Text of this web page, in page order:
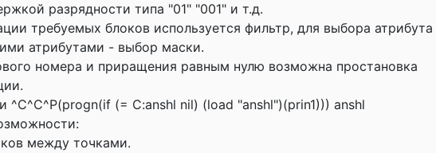
разрядности типа "01" "001" и т.д.
требуемых блоков используется фильтр, для выбора атрибута
атрибутами - выбор маски.
номера и приращения равным нулю возможна простановка
^C^C^P(progn(if (= C:anshl nil) (load "anshl")(prin1))) anshl
между точками.